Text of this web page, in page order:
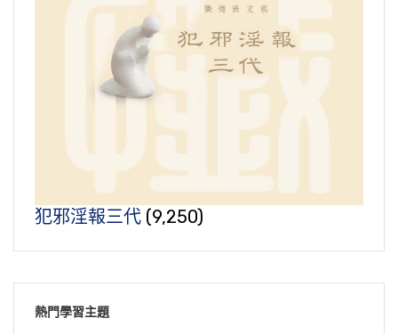
犯邪淫報三代 (9,250)
熱門學習主題